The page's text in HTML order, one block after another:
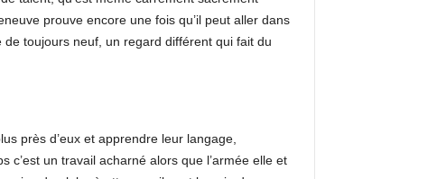
prouve encore une fois qu’il peut aller dans
toujours neuf, un regard différent qui fait du
près d’eux et apprendre leur langage,
un travail acharné alors que l’armée elle et